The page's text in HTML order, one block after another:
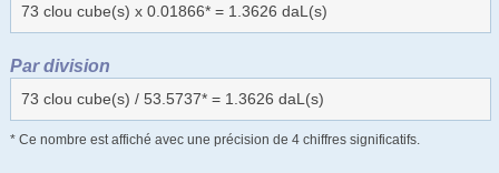
73 clou cube(s) x 0.01866* = 1.3626 daL(s)
Par division
73 clou cube(s) / 53.5737* = 1.3626 daL(s)
* Ce nombre est affiché avec une précision de 4 chiffres significatifs.